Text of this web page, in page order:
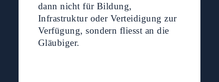
dann nicht für Bildung,
Infrastruktur oder Verteidigung zur
Verfügung, sondern fliesst an die
Gläubiger.